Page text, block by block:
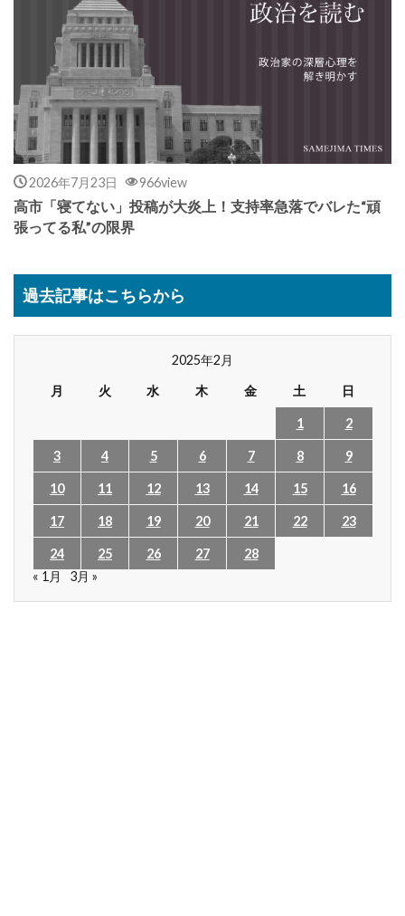
2026年7月23日 966view
高市「寝てない」投稿が大炎上！支持率急落でバレた“頑
張ってる私”の限界
過去記事はこちらから
2025年2月
月
火 水 木 金 土 日
1 2
3 4 5 6 7 8 9
10 11 12 13 14 15 16
17 18 19 20 21 22 23
24 25 26 27
28
« 1月
3月 »